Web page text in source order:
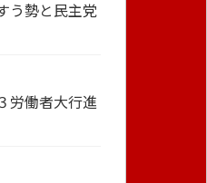
う勢と民主党
労働者大行進